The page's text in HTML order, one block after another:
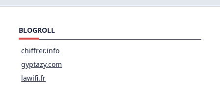
BLOGROLL
chiffrer.info
gyptazy.com
lawifi.fr